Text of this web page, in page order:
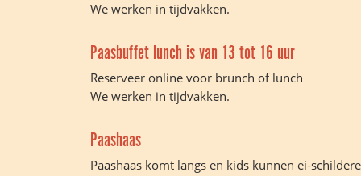
We werken in tijdvakken.
Paasbuffet lunch is van 13 tot 16 uur
Reserveer online voor brunch of lunch
We werken in tijdvakken.
Paashaas
Paashaas komt langs en kids kunnen ei-